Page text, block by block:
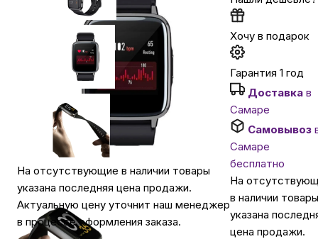
Автомобильные аксессуары
Сервисный центр Apple в Самаре
Подарочные сертификаты
На отсутствующие в наличии товары
указана последняя цена продажи.
Актуальную цену уточнит наш менеджер
в процессе оформления заказа.
Хочу в подарок
Гарантия 1 год
Доставка в
Самаре
Самовывоз
Самаре
бесплатно
На
в наличии товары
указана
цена продажи.